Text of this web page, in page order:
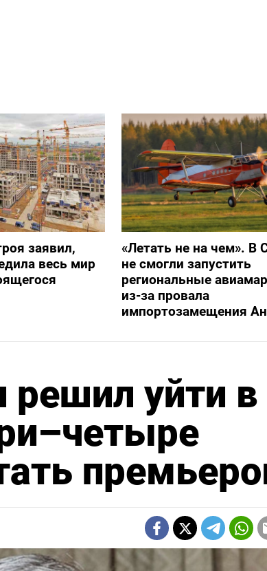
заявил,
весь мир
«Летать не на чем». В
не смогли запустить
региональные
из-за провала
импортозамещения
решил уйти в